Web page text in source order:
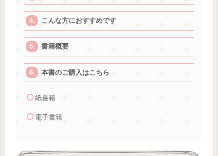
こんな方におすすめです
書籍概要
本書のご購入はこちら
紙書籍
電子書籍